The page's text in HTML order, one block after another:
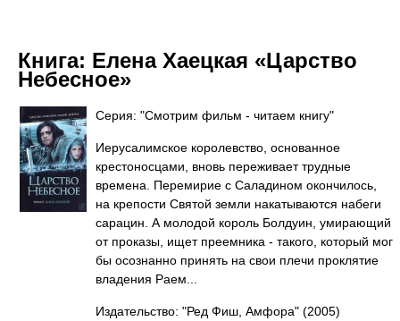
Книга: Елена Хаецкая «Царство
Небесное»
Серия: "Смотрим фильм - читаем книгу"
Иерусалимское королевство, основанное
крестоносцами, вновь переживает трудные
времена. Перемирие с Саладином окончилось,
на крепости Святой земли накатываются набеги
сарацин. А молодой король Болдуин, умирающий
от проказы, ищет преемника - такого, который мог
бы осознанно принять на свои плечи проклятие
владения Раем...
Издательство: "Ред Фиш, Амфора" (2005)